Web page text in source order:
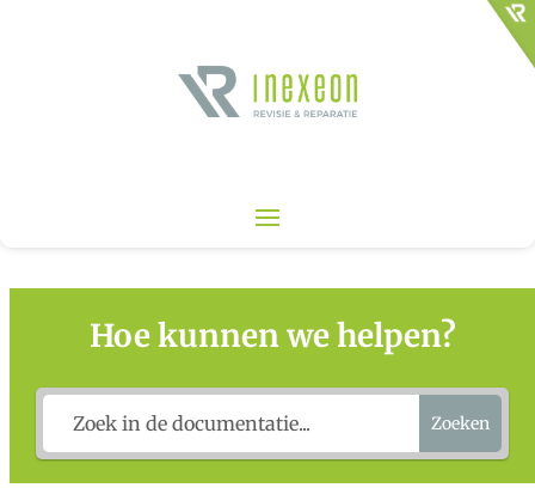
Hoe kunnen we helpen?
Zoeken